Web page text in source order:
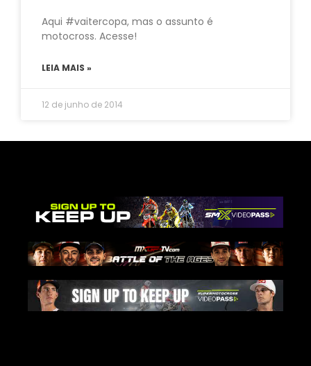
Aqui #vaitercopa, mas o assunto é
motocross. Acesse!
LEIA MAIS »
12 de junho de 2014